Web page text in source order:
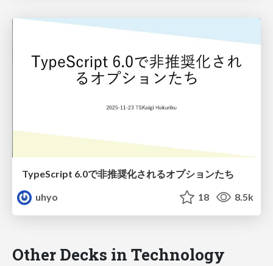
TypeScript 6.0で非推奨化されるオプションたち
uhyo
18 8.5k
Other Decks in Technology